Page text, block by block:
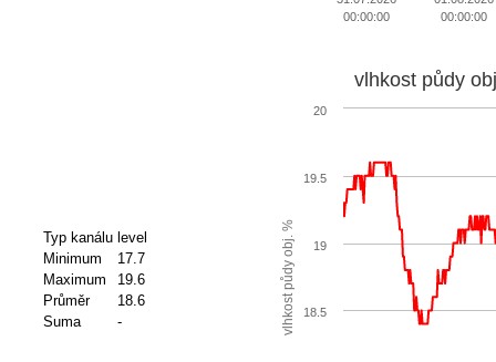
00:00:00
00:00:00
Typ kanálu level
Minimum
17.7
Maximum
19.6
Průměr
18.6
Suma
- vlhkost půdy obj. %
vlhkost půdy
18.5
19
19.5
20